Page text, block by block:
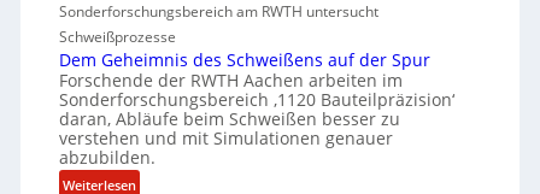
c
e
r
h
e
e
k
l
e
i
G
l
e
n
z
w
i
r
e
p
L
ü
b
e
r
n
Sonderforschungsbereich am RWTH untersucht
Schweißprozesse
Dem Geheimnis des Schweißens auf der Spur
Forschende der RWTH Aachen arbeiten im
Sonderforschungsbereich ‚1120 Bauteilpräzision‘
daran, Abläufe beim Schweißen besser zu
verstehen und mit Simulationen genauer
abzubilden.
Weiterlesen: